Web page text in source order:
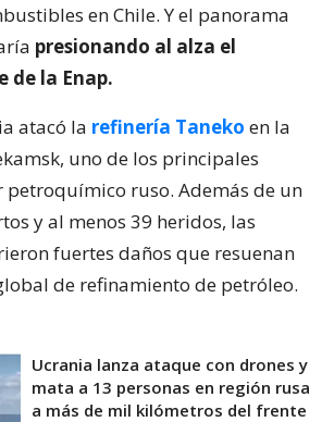
en Chile. Y el panorama
presionando al alza el
de la Enap.
atacó la refinería Taneko en la
uno de los principales
petroquímico ruso. Además de un
y al menos 39 heridos, las
fuertes daños que resuenan
de refinamiento de petróleo.
Ucrania lanza ataque con drones y
mata a 13 personas en región rusa
a más de mil kilómetros del frente